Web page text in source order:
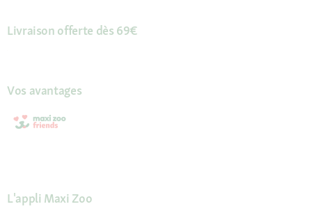
Livraison offerte dès 69€
Vos avantages
L'appli Maxi Zoo